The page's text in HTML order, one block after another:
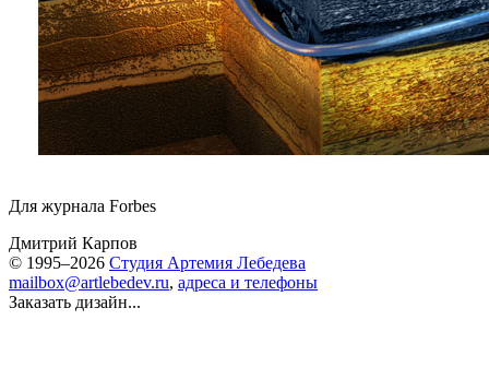
Для журнала Forbes
Дмитрий Карпов
© 1995–2026 Студия Артемия Лебедева
mailbox@artlebedev.ru, адреса и телефоны
Заказать дизайн...